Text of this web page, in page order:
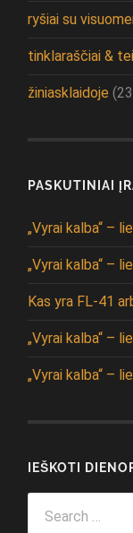
ryšiai su
tinklaraščiai &
žiniasklaidoje
PASKUTINIAI
„Vyrai kalba“ –
„Vyrai kalba“ –
Kas yra FL-41
„Vyrai kalba“ –
„Vyrai kalba“ –
IEŠKOTI
for: